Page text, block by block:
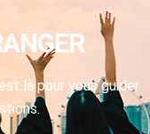
là pour vous guider